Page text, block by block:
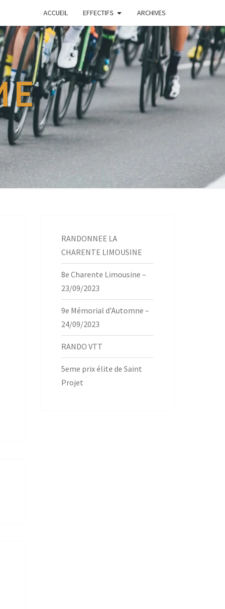
ACCUEIL EFFECTIFS ARCHIVES
RANDONNEE LA
CHARENTE LIMOUSINE
8e Charente Limousine –
23/09/2023
9e Mémorial d’Automne –
24/09/2023
RANDO VTT
5eme prix élite de Saint
Projet